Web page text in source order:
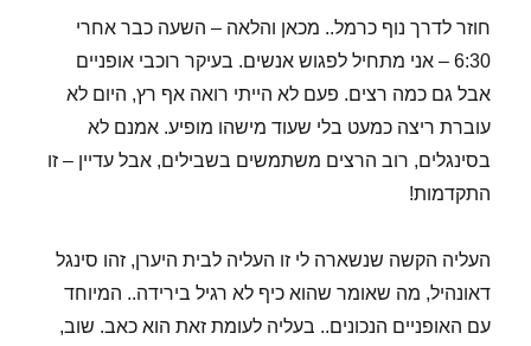
חוזר לדרך נוף כרמל.. מכאן והלאה – השעה כבר אחרי
6:30 – אני מתחיל לפגוש אנשים. בעיקר רוכבי אופניים
אבל גם כמה רצים. פעם לא הייתי רואה אף רץ, היום לא
עוברת ריצה כמעט בלי שעוד מישהו מופיע. אמנם לא
בסינגלים, רוב הרצים משתמשים בשבילים, אבל עדיין – זו
התקדמות!
העליה הקשה שנשארה לי זו העליה לבית היערן, זהו סינגל
דאונהיל, מה שאומר שהוא כיף לא רגיל בירידה.. המיוחד
עם האופניים הנכונים.. בעליה לעומת זאת הוא כאב. שוב,